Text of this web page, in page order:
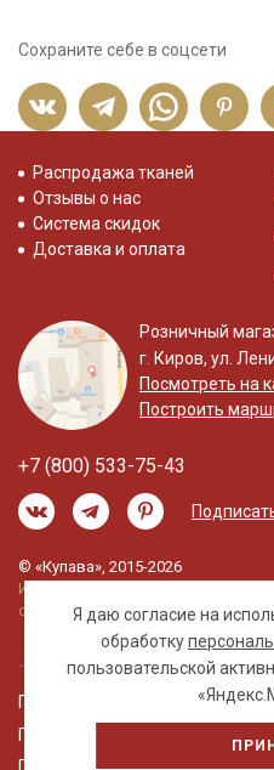
Сохраните себе в соцсети
Я даю согласие на
обработку
пользовательской
Распродажа тканей
Отзывы о нас
Система скидок
Доставка и оплата
Розничный
г. Киров, ул.
Посмотреть на
Построить
+7 (800) 533-75-43
© «Купава», 2015-2026
Информация на сайте не является
офертой.
Правовая информация
Политика обработки